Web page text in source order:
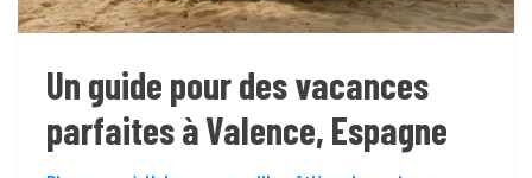
Un guide pour des vacances
parfaites à Valence, Espagne